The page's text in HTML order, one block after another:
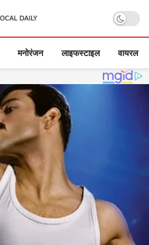
मनोरंजन लाइफस्टाइल वायरल